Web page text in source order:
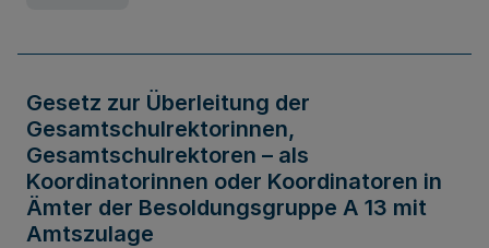
Gesetz zur Überleitung der
Gesamtschulrektorinnen,
Gesamtschulrektoren – als
Koordinatorinnen oder Koordinatoren in
Ämter der Besoldungsgruppe A 13 mit
Amtszulage